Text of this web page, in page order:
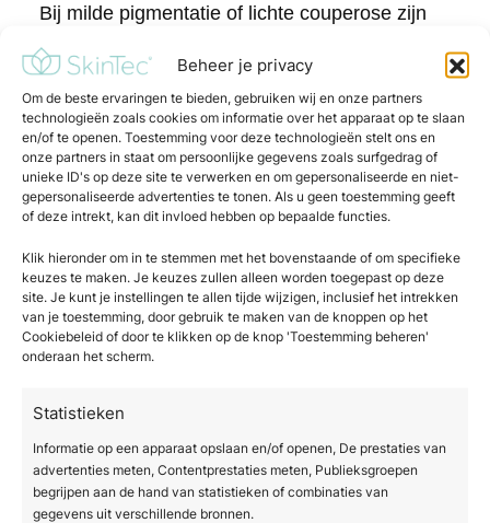
Beheer je privacy
Om de beste ervaringen te bieden, gebruiken wij en onze partners
technologieën zoals cookies om informatie over het apparaat op te slaan
en/of te openen. Toestemming voor deze technologieën stelt ons en
onze partners in staat om persoonlijke gegevens zoals surfgedrag of
unieke ID's op deze site te verwerken en om gepersonaliseerde en niet-
gepersonaliseerde advertenties te tonen. Als u geen toestemming geeft
of deze intrekt, kan dit invloed hebben op bepaalde functies.
Klik hieronder om in te stemmen met het bovenstaande of om specifieke
keuzes te maken. Je keuzes zullen alleen worden toegepast op deze
site. Je kunt je instellingen te allen tijde wijzigen, inclusief het intrekken
van je toestemming, door gebruik te maken van de knoppen op het
Cookiebeleid of door te klikken op de knop 'Toestemming beheren'
onderaan het scherm.
Statistieken
Informatie op een apparaat opslaan en/of openen, De prestaties van
advertenties meten, Contentprestaties meten, Publieksgroepen
begrijpen aan de hand van statistieken of combinaties van
gegevens uit verschillende bronnen.
Bij milde pigmentatie of lichte couperose zijn
een merkbaar verschil. Bij uitgebreidere
zonschade, diepere pigmentatie of ernstigere
rosacea is een langere behandelcyclus van vijf
tot zes sessies doorgaans noodzakelijk voor
een optimaal resultaat.
Na de initiële behandelkuur adviseren
professionals vaak een onderhoudssessie één
tot twee keer per jaar. Dit helpt het bereikte
resultaat te behouden en voorkomt dat nieuwe
pigmentatie of vaatjes zich opbouwen. Cliënten
die consequent zonnebescherming gebruiken,
cliënten die dat niet doen.
Wat is het verschil tussen
IPL en laser voor